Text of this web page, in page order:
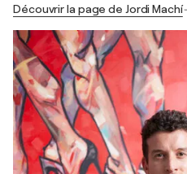
Découvrir la page de Jordi Machí